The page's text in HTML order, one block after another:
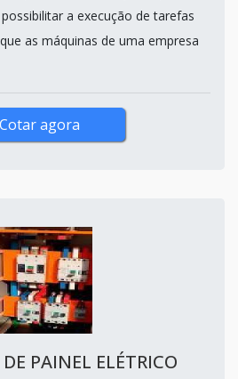
a execução de tarefas
as máquinas de uma empresa
Cotar agora
PAINEL ELÉTRICO